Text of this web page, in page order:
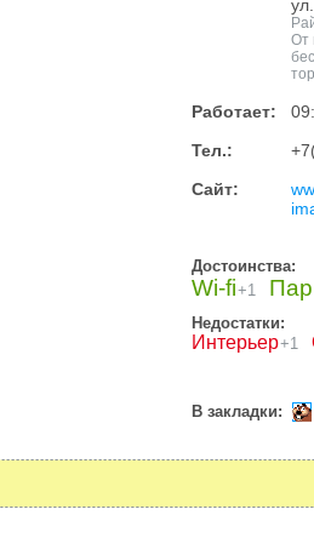
От
Работает:
Тел.:
Сайт:
Достоинства:
Wi-fi+1
Недостатки:
Интерьер+1
В закладки: